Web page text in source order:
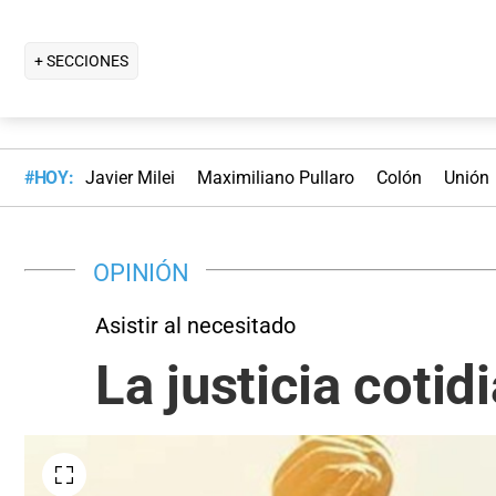
+ SECCIONES
#HOY: Javier Milei Maximiliano Pullaro Colón Unión
OPINIÓN
Asistir al necesitado
La justicia